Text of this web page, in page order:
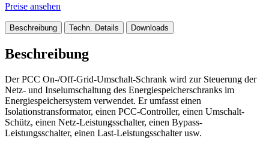
Preise ansehen
Beschreibung Techn. Details Downloads
Beschreibung
Der PCC On-/Off-Grid-Umschalt-Schrank wird zur Steuerung der
Netz- und Inselumschaltung des Energiespeicherschranks im
Energiespeichersystem verwendet. Er umfasst einen
Isolationstransformator, einen PCC-Controller, einen Umschalt-
Schütz, einen Netz-Leistungsschalter, einen Bypass-
Leistungsschalter, einen Last-Leistungsschalter usw.